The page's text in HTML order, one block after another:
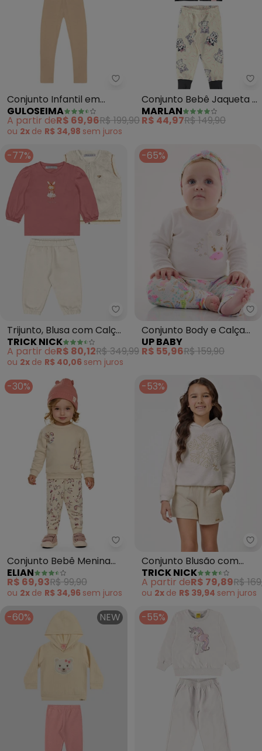
Guloseima - Conjunto Infantil
Conjunto Infantil em
Molecotton (Bege)
GULOSEIMA
A partir deR$ 69,96R$ 199,90
ou 2x de R$ 34,98 sem juros
Conjunto Bebê Jaqueta e
Calça Gatinhos (Bege)
MARLAN
R$ 44,97R$ 149,90
-77%
Trick Nick - Trijunto, Blusa com
Trijunto, Blusa com Calça
e Colete (Bege)
TRICK NICK
A partir deR$ 80,12R$ 349,99
ou 2x de R$ 40,06 sem juros
-65%
Conjunto Body e Calça
Bebê (Off White)
UP BABY
R$ 55,96R$ 159,90
-30%
Elian - Conjunto Bebê Menina
Conjunto Bebê Menina
Moletom Coelhinhos
(Bege)
ELIAN
R$ 69,93R$ 99,90
ou 2x de R$ 34,96 sem juros
-53%
Conjunto Blusão com
Capuz e Shorts (Bege)
TRICK NICK
A partir deR$ 79,89R$
ou 2x de R$ 39,94 sem juros
-60% NEW -55%